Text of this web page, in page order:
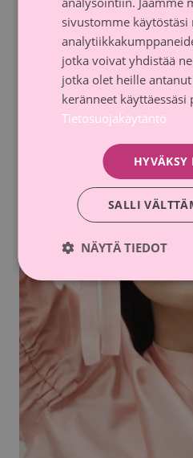
sivustomme käytöstäsi
jotka voivat yhdistää
jotka olet heille
keränneet käyttäessäsi
Tietosuojakäytäntö
HYVÄKSY
SALLI
NÄYTÄ TIEDOT